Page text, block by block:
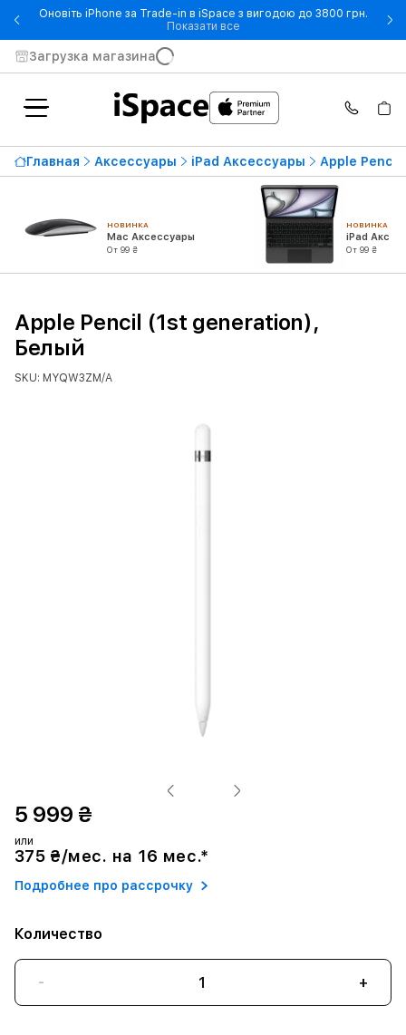
Оновіть iPhone за Trade-in в iSpace з вигодою до 3800 грн.
Показати все- Оновіть iPhone за Trade-in
Загрузка магазина
Главная Аксессуары iPad Аксессуары Apple Pencil
НОВИНКА
Mac Аксессуары
От 99 ₴
НОВИНКА
iPad
От 99 ₴
Apple Pencil (1st generation),
Белый
SKU: MYQW3ZM/A
5 999 ₴
или
375 ₴/мес. на 16 мес.*
Подробнее про рассрочку
Количество
- +